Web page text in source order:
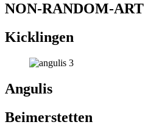
NON-RANDOM-ART
Kicklingen
Angulis
Beimerstetten